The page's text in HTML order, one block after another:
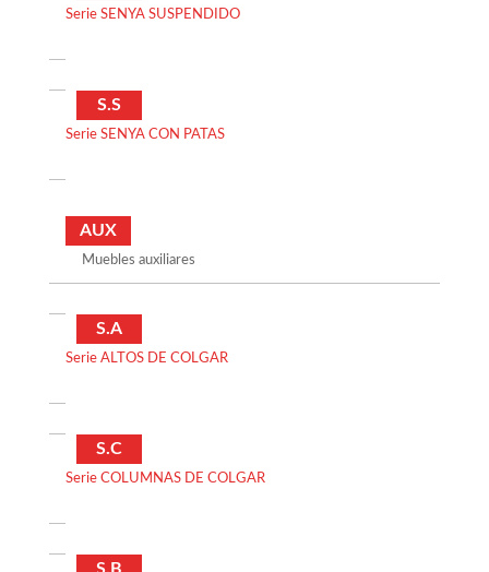
Serie SENYA SUSPENDIDO
S.S
Serie SENYA CON PATAS
AUX
Muebles auxiliares
S.A
Serie ALTOS DE COLGAR
S.C
Serie COLUMNAS DE COLGAR